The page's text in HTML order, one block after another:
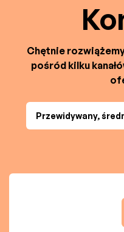
Chętnie
pośród kilku
Przewidywany,